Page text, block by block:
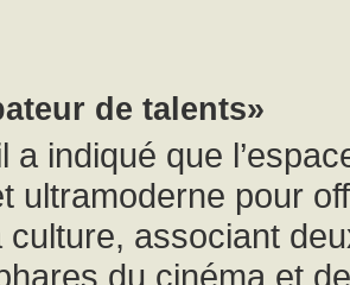
de talents»
a indiqué que
ultramoderne pour
culture, associant
du cinéma et